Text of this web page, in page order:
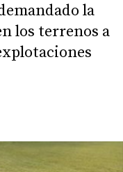
la
los terrenos a